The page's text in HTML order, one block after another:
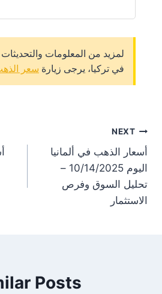
لمزيد من المعلومات
في تركيا، يرجى زيارة سعر
NEXT
أسعار الذهب في ألمانيا
اليوم 10/14/2025 –
تحليل السوق وفرص
الاستثمار
Posts